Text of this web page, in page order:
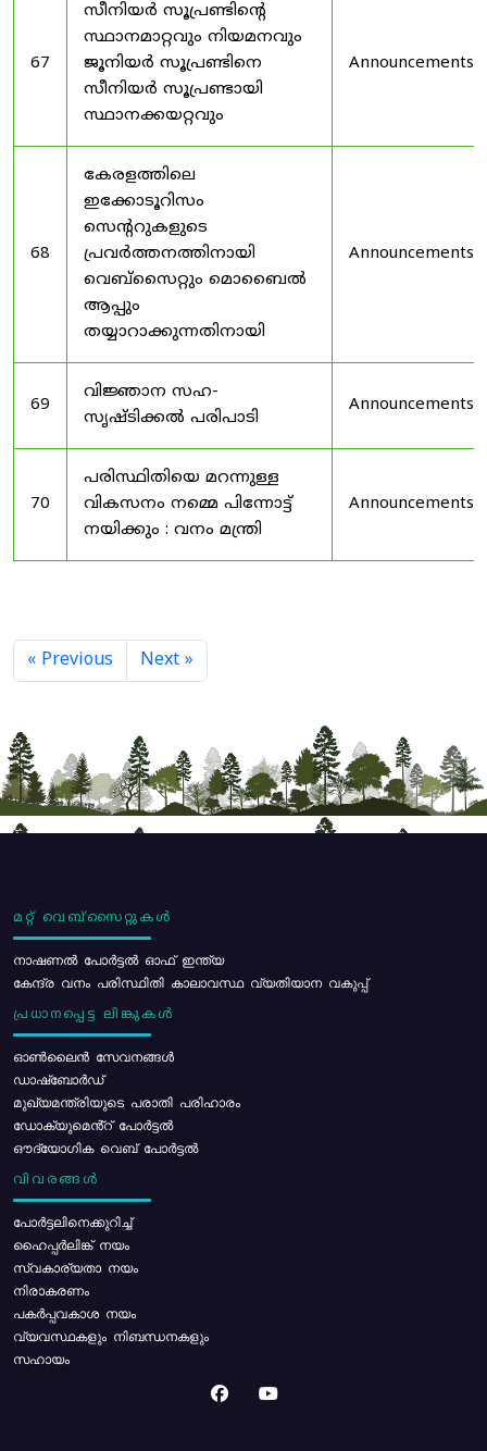
67
സീനിയർ സൂപ്രണ്ടിൻ്റെ
സ്ഥാനമാറ്റവും നിയമനവും
ജൂനിയർ സൂപ്രണ്ടിനെ
സീനിയർ സൂപ്രണ്ടായി
സ്ഥാനക്കയറ്റവും
Announcements
68
കേരളത്തിലെ
ഇക്കോടൂറിസം
സെന്ററുകളുടെ
പ്രവർത്തനത്തിനായി
വെബ്സൈറ്റും മൊബൈൽ
ആപ്പും
തയ്യാറാക്കുന്നതിനായി
Announcements
69
വിജ്ഞാന സഹ-
സൃഷ്ടിക്കൽ പരിപാടി
Announcements
70
പരിസ്ഥിതിയെ മറന്നുള്ള
വികസനം നമ്മെ പിന്നോട്ട്
നയിക്കും : വനം മന്ത്രി
Announcements
« Previous Next »
മറ്റ് വെബ്സൈറ്റുകൾ
നാഷണൽ പോർട്ടൽ ഓഫ് ഇന്ത്യ
കേന്ദ്ര വനം പരിസ്ഥിതി കാലാവസ്ഥ വ്യതിയാന വകുപ്പ്
പ്രധാനപ്പെട്ട ലിങ്കുകൾ
ഓൺലൈൻ സേവനങ്ങൾ
ഡാഷ്ബോർഡ്
മുഖ്യമന്ത്രിയുടെ പരാതി പരിഹാരം
ഡോക്യുമെൻ്റ് പോർട്ടൽ
ഔദ്യോഗിക വെബ് പോർട്ടൽ
വിവരങ്ങൾ
പോര്‍ട്ടലിനെക്കുറിച്ച്
ഹൈപ്പർലിങ്ക് നയം
സ്വകാര്യതാ നയം
നിരാകരണം
പകർപ്പവകാശ നയം
വ്യവസ്ഥകളും നിബന്ധനകളും
സഹായം